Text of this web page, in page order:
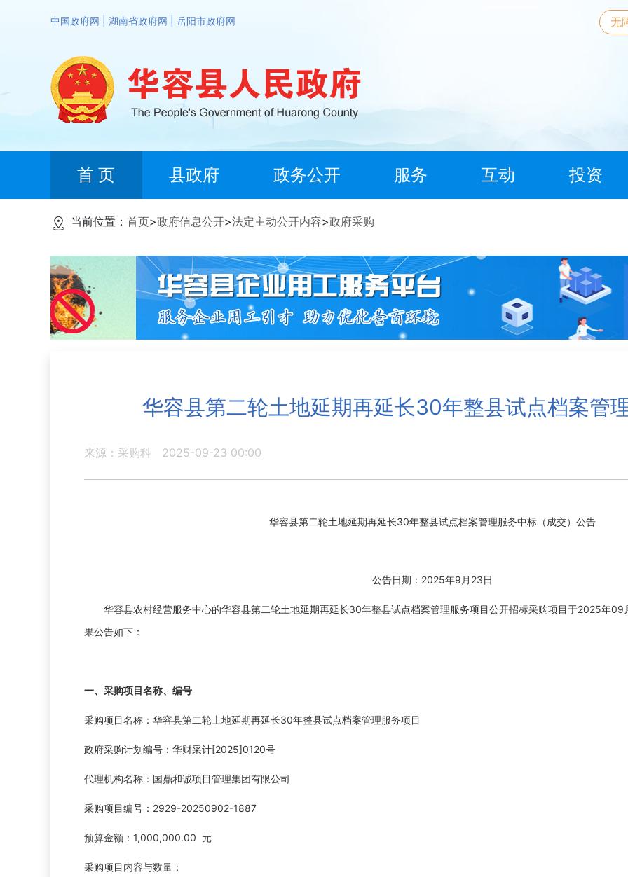
中国政府网 湖南省政府网 岳阳市政府网 无
首 页 县政府 政务公开 服务 互动 投资
当前位置： 首页>政府信息公开>法定主动公开内容>政府采购
华容县第二轮土地延期再延长30年整县试点档案管
来源：采购科 2025-09-23 00:00
华容县第二轮土地延期再延长30年整县试点档案管理服务中标（成交）公告
公告日期：2025年9月23日
华容县农村经营服务中心的华容县第二轮土地延期再延长30年整县试点档案管理服务项目公开招标采购项目于2025年09
果公告如下：
一、采购项目名称、编号
采购项目名称：华容县第二轮土地延期再延长30年整县试点档案管理服务项目
政府采购计划编号：华财采计[2025]0120号
代理机构名称：国鼎和诚项目管理集团有限公司
采购项目编号：2929-20250902-1887
预算金额：1,000,000.00 元
采购项目内容与数量：